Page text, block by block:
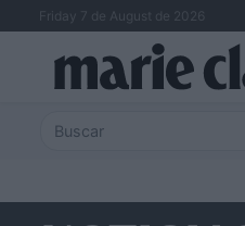
Friday 7 de August de 2026